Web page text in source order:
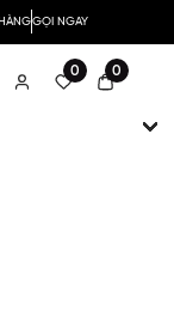
GỌI NGAY
0 0